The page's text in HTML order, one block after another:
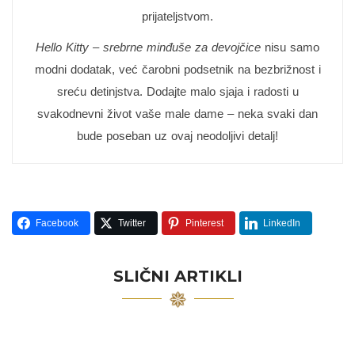
prijateljstvom.
Hello Kitty – srebrne minđuše za devojčice nisu samo
modni dodatak, već čarobni podsetnik na bezbrižnost i
sreću detinjstva. Dodajte malo sjaja i radosti u
svakodnevni život vaše male dame – neka svaki dan
bude poseban uz ovaj neodoljivi detalj!
Facebook Twitter Pinterest LinkedIn
SLIČNI ARTIKLI